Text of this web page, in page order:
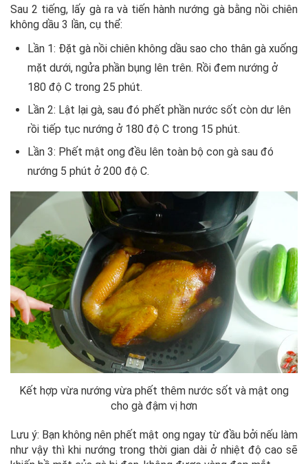
Sau 2 tiếng, lấy gà ra và tiến hành nướng gà bằng nồi chiên
không dầu 3 lần, cụ thể:
Lần 1: Đặt gà nồi chiên không dầu sao cho thân gà xuống
mặt dưới, ngửa phần bụng lên trên. Rồi đem nướng ở
180 độ C trong 25 phút.
Lần 2: Lật lại gà, sau đó phết phần nước sốt còn dư lên
rồi tiếp tục nướng ở 180 độ C trong 15 phút.
Lần 3: Phết mật ong đều lên toàn bộ con gà sau đó
nướng 5 phút ở 200 độ C.
Kết hợp vừa nướng vừa phết thêm nước sốt và mật ong
cho gà đậm vị hơn
Lưu ý: Bạn không nên phết mật ong ngay từ đầu bởi nếu làm
như vậy thì khi nướng trong thời gian dài ở nhiệt độ cao sẽ